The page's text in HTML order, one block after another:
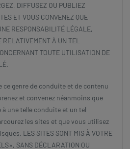
DIFFUSEZ OU PUBLIEZ
ET VOUS CONVENEZ QUE
RESPONSABILITÉ LÉGALE,
À UN TEL
TOUTE UTILISATION DE
ce genre de conduite et de contenu
et convenez néanmoins que
une telle conduite et un tel
les sites et que vous utilisez
LES SITES SONT MIS À VOTRE
SANS DÉCLARATION OU